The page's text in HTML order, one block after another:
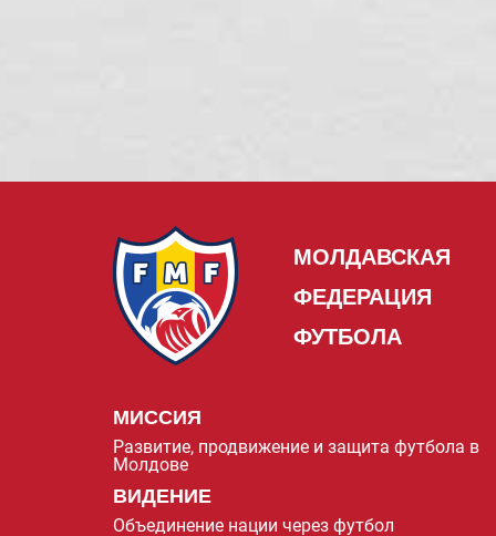
МОЛДАВСКАЯ
ФЕДЕРАЦИЯ
ФУТБОЛА
МИССИЯ
Развитие, продвижение и защита футбола в
Молдове
ВИДЕНИЕ
Объединение нации через футбол